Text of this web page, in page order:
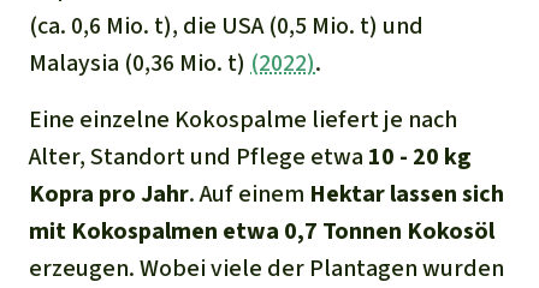
(ca. 0,6 Mio. t), die USA (0,5 Mio. t) und
Malaysia (0,36 Mio. t) (2022).
Eine einzelne Kokospalme liefert je nach
Alter, Standort und Pflege etwa 10 - 20 kg
Kopra pro Jahr. Auf einem Hektar lassen sich
mit Kokospalmen etwa 0,7 Tonnen Kokosöl
erzeugen. Wobei viele der Plantagen wurden